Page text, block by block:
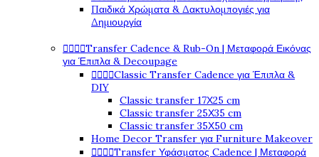
Παιδικά Χρώματα & Δακτυλομπογιές για
Δημιουργία
Transfer Cadence & Rub-On | Μεταφορά Εικόνας
για Έπιπλα & Decoupage
Classic Transfer Cadence για Έπιπλα &
DIY
Classic transfer 17Χ25 cm
Classic transfer 25Χ35 cm
Classic transfer 35Χ50 cm
Home Decor Transfer για Furniture Makeover
Transfer Υφάσματος Cadence | Μεταφορά